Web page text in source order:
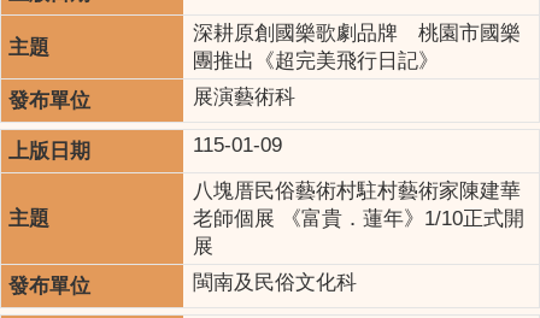
深耕原創國樂歌劇品牌 桃園市國樂
團推出《超完美飛行日記》
展演藝術科
115-01-09
八塊厝民俗藝術村駐村藝術家陳建華
老師個展 《富貴．蓮年》1/10正式開
展
閩南及民俗文化科